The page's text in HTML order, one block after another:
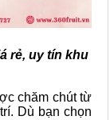
rẻ, uy tín khu
chăm chút từ
Dù bạn chọn